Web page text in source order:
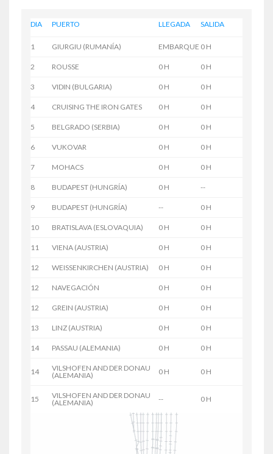
DIA PUERTO LLEGADA SALIDA
1 GIURGIU (RUMANÍA) EMBARQUE 0 H
2 ROUSSE 0 H 0 H
3 VIDIN (BULGARIA) 0 H 0 H
4 CRUISING THE IRON GATES 0 H 0 H
5 BELGRADO (SERBIA) 0 H 0 H
6 VUKOVAR 0 H 0 H
7 MOHACS 0 H 0 H
8 BUDAPEST (HUNGRÍA) 0 H --
9 BUDAPEST (HUNGRÍA) -- 0 H
10 BRATISLAVA (ESLOVAQUIA) 0 H 0 H
11 VIENA (AUSTRIA) 0 H 0 H
12 WEISSENKIRCHEN (AUSTRIA) 0 H 0 H
12 NAVEGACIÓN 0 H 0 H
12 GREIN (AUSTRIA) 0 H 0 H
13 LINZ (AUSTRIA) 0 H 0 H
14 PASSAU (ALEMANIA) 0 H 0 H
14
VILSHOFEN AND DER DONAU
(ALEMANIA)
0 H 0 H
15
VILSHOFEN AND DER DONAU
(ALEMANIA)
-- 0 H